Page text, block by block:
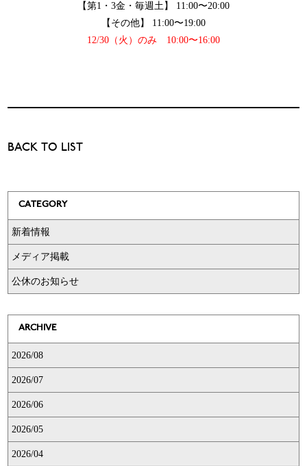
【第1・3金・毎週土】 11:00〜20:00
【その他】 11:00〜19:00
12/30（火）のみ 10:00〜16:00
BACK TO LIST
CATEGORY
新着情報
メディア掲載
公休のお知らせ
ARCHIVE
2026/08
2026/07
2026/06
2026/05
2026/04